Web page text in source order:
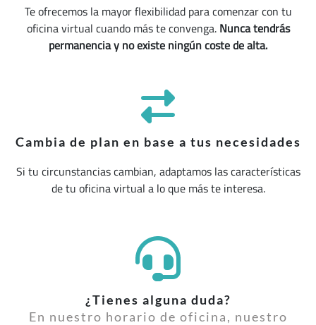
Te ofrecemos la mayor flexibilidad para comenzar con tu
oficina virtual cuando más te convenga.Nunca tendrás
permanencia y no existe ningún coste de alta.
Cambia de plan en base a tus necesidades
Si tu circunstancias cambian, adaptamos las características
de tu oficina virtual a lo que más te interesa.
¿Tienes alguna duda?
En nuestro horario de oficina, nuestro